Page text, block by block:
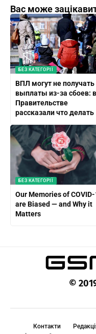
Вас може
БЕЗ КАТЕГОРІЇ
ВПЛ могут не получать
выплаты из-за сбоев: в
Правительстве
рассказали что делать
БЕЗ КАТЕГОРІЇ
Our Memories of
are Biased — and Why it
Matters
©
Контакти